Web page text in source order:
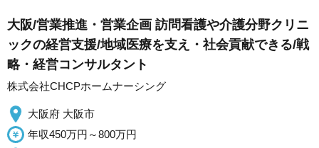
大阪/営業推進・営業企画 訪問看護や介護分野クリニ
ックの経営支援/地域医療を支え・社会貢献できる/戦
略・経営コンサルタント
株式会社CHCPホームナーシング
大阪府 大阪市
年収450万円～800万円